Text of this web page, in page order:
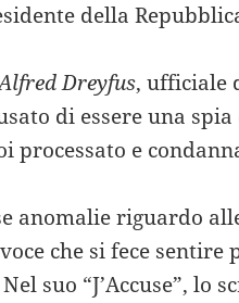
della
Dreyfus, ufficiale
di essere una spia
processato e
anomalie riguardo
che si fece sentire
suo “J’Accuse”, lo